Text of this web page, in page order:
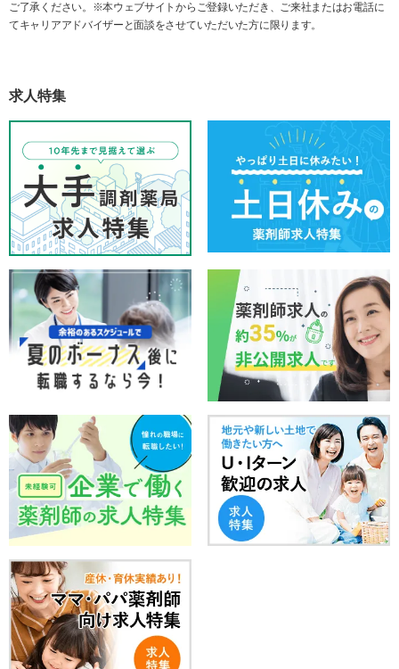
ご了承ください。※本ウェブサイトからご登録いただき、ご来社またはお電話に
てキャリアアドバイザーと面談をさせていただいた方に限ります。
求人特集